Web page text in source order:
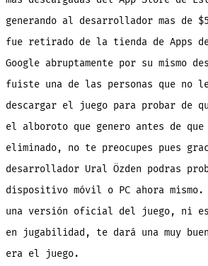
generando al desarrollador mas de
fue retirado de la tienda de Apps
Google abruptamente por su mismo
fuiste una de las personas que no
descargar el juego para probar de
el alboroto que genero antes de
eliminado, no te preocupes pues
desarrollador Ural Özden podras
dispositivo móvil o PC ahora mismo.
una versión oficial del juego, ni es
en jugabilidad, te dará una muy
era el juego.